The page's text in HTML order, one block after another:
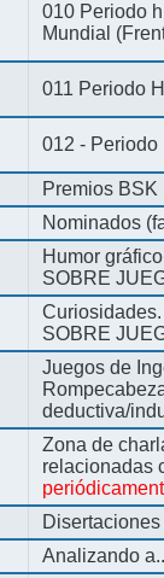
010 Periodo
Mundial
011 Periodo
012 - Periodo
Premios BSK
Nominados
Humor
SOBRE
SOBRE
Juegos de
deductiva/
Zona de
relacionadas
Analizando